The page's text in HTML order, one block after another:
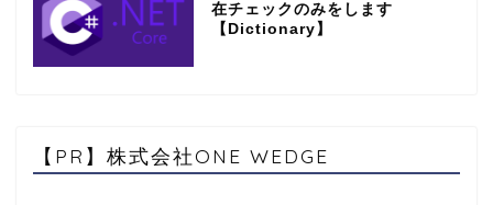
在チェックのみをします
【Dictionary】
【PR】株式会社ONE WEDGE